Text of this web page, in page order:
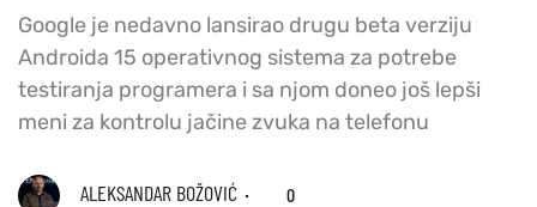
Google je nedavno lansirao drugu beta verziju
Androida 15 operativnog sistema za potrebe
testiranja programera i sa njom doneo još lepši
meni za kontrolu jačine zvuka na telefonu
ALEKSANDAR BOŽOVIĆ 0